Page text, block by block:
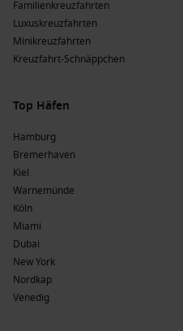
Familienkreuzfahrten
Luxuskreuzfahrten
Minikreuzfahrten
Kreuzfahrt-Schnäppchen
Top Häfen
Hamburg
Bremerhaven
Kiel
Warnemünde
Köln
Miami
Dubai
New York
Nordkap
Venedig